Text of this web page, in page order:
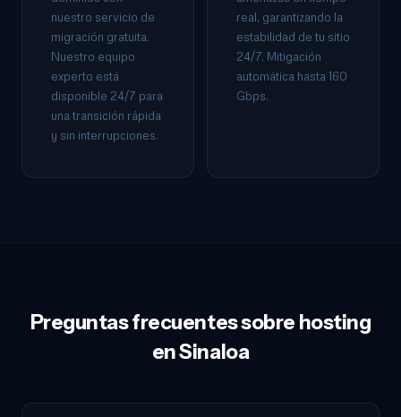
nuestro servicio de
migración gratuita.
Nuestro equipo
experto está
disponible 24/7 para
una transición rápida
y sin interrupciones.
real, garantizando la
estabilidad de tu sitio
24/7. Mitigación
automática hasta 160
Gbps.
Preguntas frecuentes sobre hosting
en Sinaloa